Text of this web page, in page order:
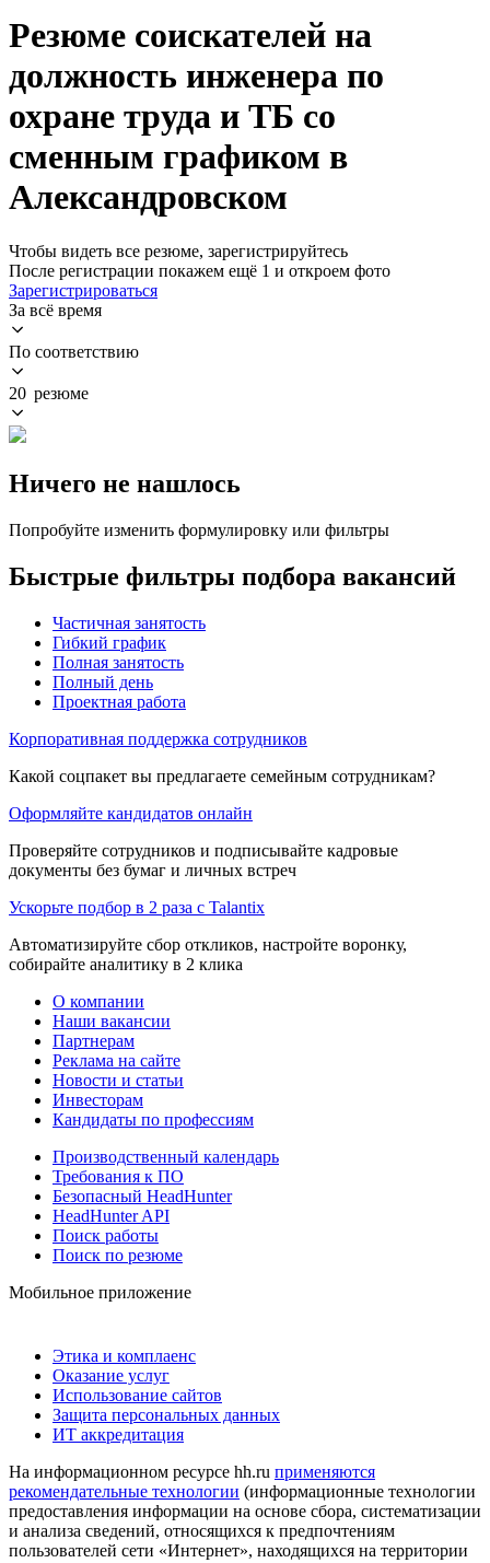
Резюме соискателей на
должность инженера по
охране труда и ТБ со
сменным графиком в
Александровском
Чтобы видеть все резюме, зарегистрируйтесь
После регистрации покажем ещё 1 и откроем фото
Зарегистрироваться
За всё время
По соответствию
20 резюме
Ничего не нашлось
Попробуйте изменить формулировку или фильтры
Быстрые фильтры подбора вакансий
Частичная занятость
Гибкий график
Полная занятость
Полный день
Проектная работа
Корпоративная поддержка сотрудников
Какой соцпакет вы предлагаете семейным сотрудникам?
Оформляйте кандидатов онлайн
Проверяйте сотрудников и подписывайте кадровые
документы без бумаг и личных встреч
Ускорьте подбор в 2 раза с Talantix
Автоматизируйте сбор откликов, настройте воронку,
собирайте аналитику в 2 клика
О компании
Наши вакансии
Партнерам
Реклама на сайте
Новости и статьи
Инвесторам
Кандидаты по профессиям
Производственный календарь
Требования к ПО
Безопасный HeadHunter
HeadHunter API
Поиск работы
Поиск по резюме
Мобильное приложение
Этика и комплаенс
Оказание услуг
Использование сайтов
Защита персональных данных
ИТ аккредитация
На информационном ресурсе hh.ru применяются
рекомендательные технологии (информационные технологии
предоставления информации на основе сбора, систематизации
и анализа сведений, относящихся к предпочтениям
пользователей сети «Интернет», находящихся на территории